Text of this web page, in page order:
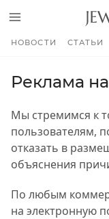
НОВОСТИ СТАТЬИ
Реклама
Мы стремимся к
пользователям,
отказать в
объяснения
По любым
на электронную